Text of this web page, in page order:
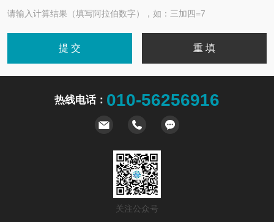
请输入计算结果（填写阿拉伯数字），如：三加四=7
热线电话： 010-56256916
关注公众号